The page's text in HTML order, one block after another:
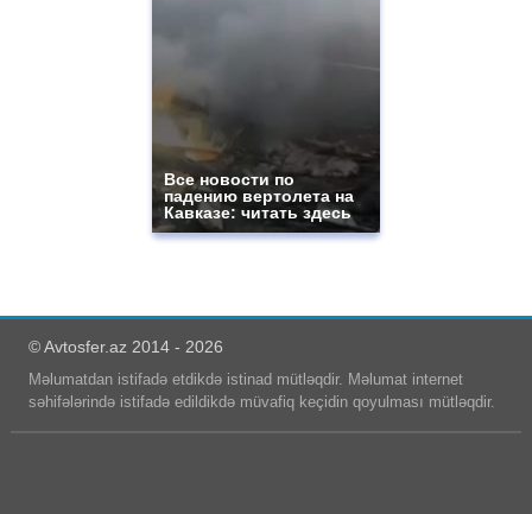
Все новости по
падению вертолета на
Кавказе: читать здесь
© Avtosfer.az 2014 - 2026
Məlumatdan istifadə etdikdə istinad mütləqdir. Məlumat internet
səhifələrində istifadə edildikdə müvafiq keçidin qoyulması mütləqdir.